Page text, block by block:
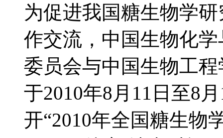
为促进我国糖生物学
作交流，中国生物化
委员会与中国生物工
于2010年8月11日至8
开“2010年全国糖生物